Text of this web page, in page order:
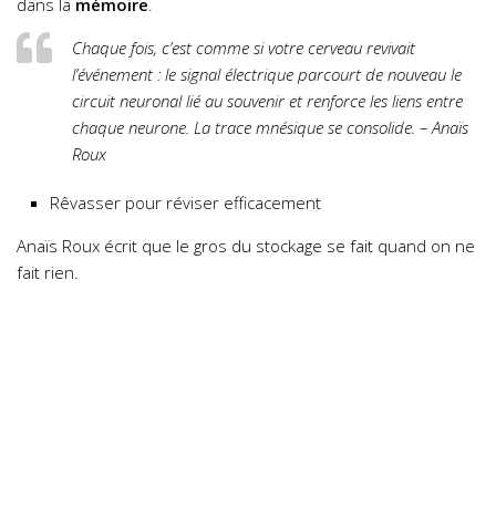
Chaque fois, c’est comme si votre cerveau revivait
l’événement : le signal électrique parcourt de nouveau le
circuit neuronal lié au souvenir et renforce les liens entre
chaque neurone. La trace mnésique se consolide. – Anaïs
Roux
Rêvasser pour réviser efficacement
Anaïs Roux écrit que le gros du stockage se fait quand on ne
fait rien.